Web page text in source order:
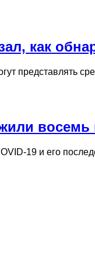
как
представлять
19 и его